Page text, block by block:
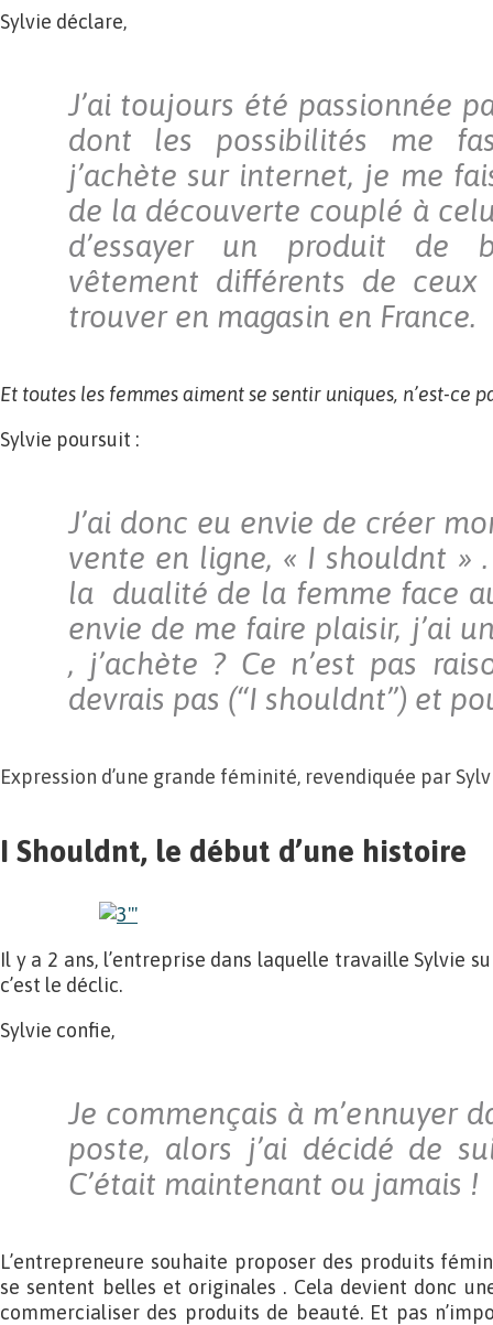
Sylvie déclare,
J’ai toujours été passionnée
dont les possibilités me
j’achète sur internet, je me
de la découverte couplé à
d’essayer un produit de
vêtement différents de ceux
trouver en magasin en France.
Et toutes les femmes aiment se sentir uniques, n’est-ce
Sylvie poursuit :
J’ai donc eu envie de créer
vente en ligne, « I shouldnt »
la dualité de la femme face
envie de me faire plaisir, j’ai
, j’achète ? Ce n’est pas
devrais pas (“I shouldnt”) et
Expression d’une grande féminité, revendiquée par
I Shouldnt, le début d’une histoire
Il y a 2 ans, l’entreprise dans laquelle travaille Sylvie
c’est le déclic.
Sylvie confie,
Je commençais à m’ennuyer
poste, alors j’ai décidé de
C’était maintenant ou jamais !
L’entrepreneure souhaite proposer des produits
se sentent belles et originales . Cela devient donc
commercialiser des produits de beauté. Et pas